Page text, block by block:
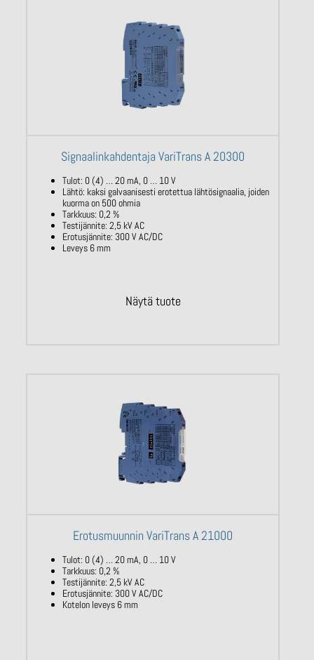
Signaalinkahdentaja VariTrans A 20300
Tulot: 0 (4) … 20 mA, 0 … 10 V
Lähtö: kaksi galvaanisesti erotettua lähtösignaalia, joiden
kuorma on 500 ohmia
Tarkkuus: 0,2 %
Testijännite: 2,5 kV AC
Erotusjännite: 300 V AC/DC
Leveys 6 mm
Näytä tuote
Erotusmuunnin VariTrans A 21000
Tulot: 0 (4) … 20 mA, 0 … 10 V
Tarkkuus: 0,2 %
Testijännite: 2,5 kV AC
Erotusjännite: 300 V AC/DC
Kotelon leveys 6 mm